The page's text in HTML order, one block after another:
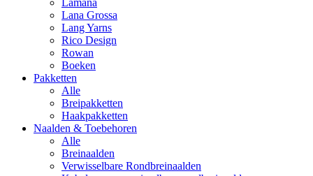
Lana Grossa
Lang Yarns
Rico Design
Rowan
Boeken
Pakketten
Alle
Breipakketten
Haakpakketten
Naalden & Toebehoren
Alle
Breinaalden
Verwisselbare Rondbreinaalden